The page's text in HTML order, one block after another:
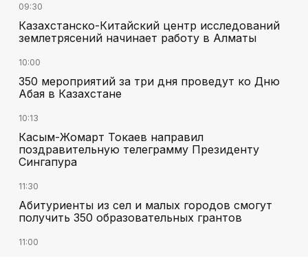
09:30
Казахстанско-Китайский центр исследований
землетрясений начинает работу в Алматы
10:00
350 мероприятий за три дня проведут ко Дню
Абая в Казахстане
10:13
Касым-Жомарт Токаев направил
поздравительную телеграмму Президенту
Сингапура
11:30
Абитуриенты из сел и малых городов смогут
получить 350 образовательных грантов
11:00